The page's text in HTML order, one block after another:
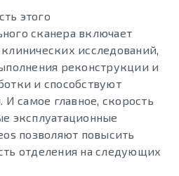
этого
сканера включает
исследований,
реконструкции и
и способствуют
И самое главное, скорость
эксплуатационные
позволяют повысить
отделения на следующих